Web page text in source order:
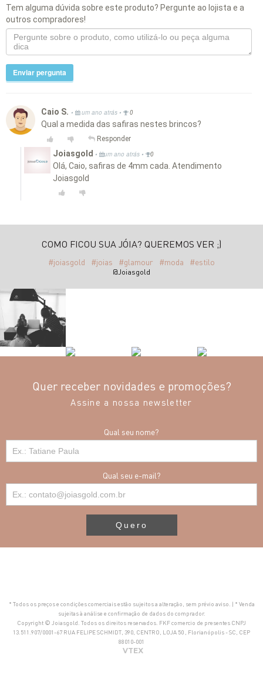
Tem alguma dúvida sobre este produto? Pergunte ao lojista e a
outros compradores!
Enviar pergunta
Caio S. • um ano atrás • 0
Qual a medida das safiras nestes brincos?
Responder
Joiasgold • um ano atrás • 0
Olá, Caio, safiras de 4mm cada. Atendimento
Joiasgold
COMO FICOU SUA JÓIA? QUEREMOS VER ;)
#joiasgold #joias #glamour #moda #estilo
@Joiasgold
Quer receber novidades e promoções?
Assine a nossa newsletter
Qual seu nome?
Qual seu e-mail?
Quero
* Todos os preços e condições comerciais estão sujeitos a alteração, sem prévio aviso. | * Venda
sujeitas à análise e confirmação de dados do comprador.
Copyright © Joiasgold. Todos os direitos reservados. FKF comercio de presentes CNPJ
13.511.907/0001-67 RUA FELIPE SCHMIDT, 390, CENTRO, LOJA 50 , Florianópolis - SC, CEP
88010-001
VTEX